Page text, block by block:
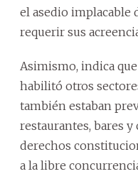
el asedio implacable
requerir sus
Asimismo, indica
habilitó otros
también estaban
restaurantes, bares
derechos
a la libre